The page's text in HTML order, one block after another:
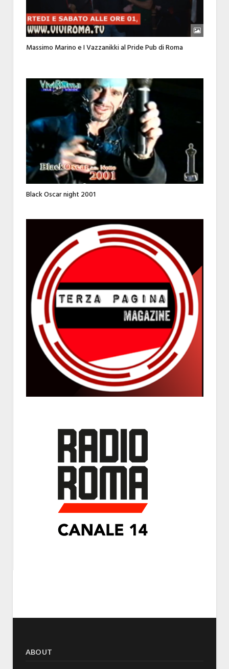
Massimo Marino e I Vazzanikki al Pride Pub di Roma
Black Oscar night 2001
ABOUT